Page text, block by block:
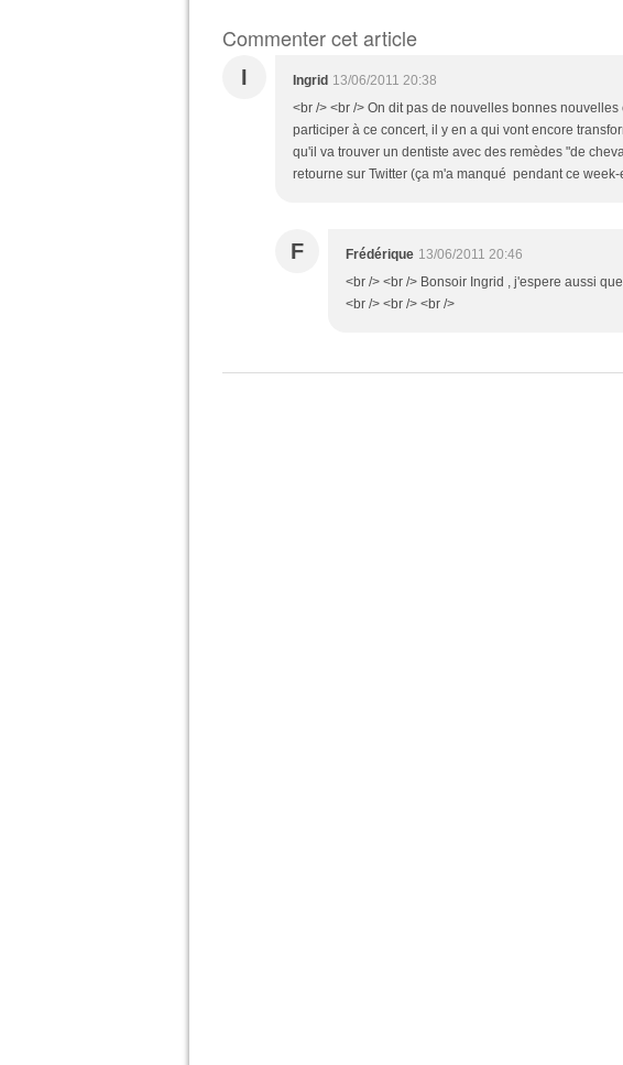
Commenter cet article
I Ingrid 13/06/2011 20:38
<br /> <br /> On dit pas de nouvelles bonnes
participer à ce concert, il y en a qui vont encore
qu'il va trouver un dentiste avec des remèdes "de
retourne sur Twitter (ça m'a manqué pendant ce week-
F Frédérique 13/06/2011 20:46
<br /> <br /> Bonsoir Ingrid , j'espere aussi
<br /> <br /> <br />